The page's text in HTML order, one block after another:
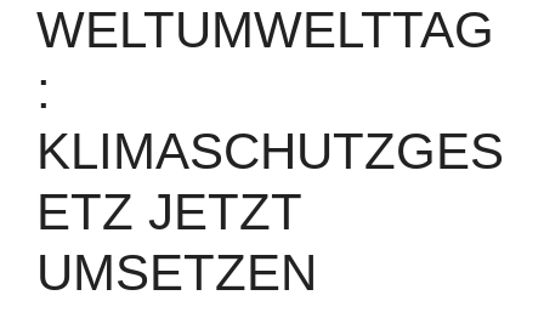
WELTUMWELTTAG
:
KLIMASCHUTZGES
ETZ JETZT
UMSETZEN